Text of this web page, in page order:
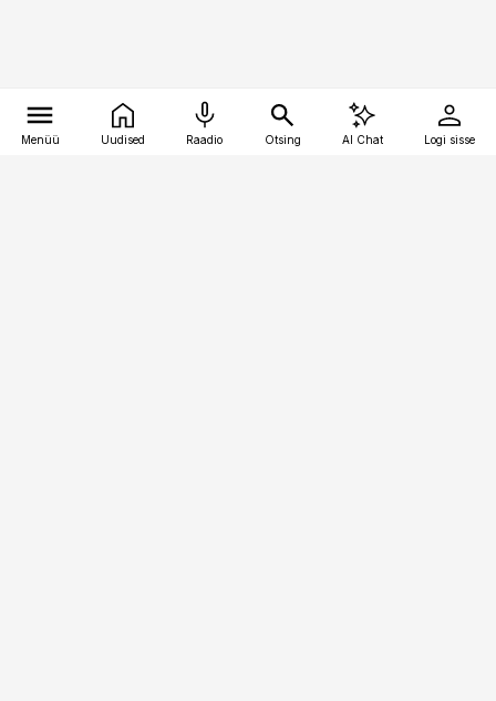
Menüü Uudised Raadio Otsing AI Chat Logi sisse